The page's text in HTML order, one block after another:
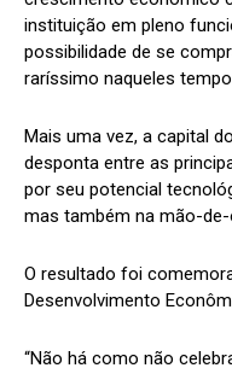
instituição em pleno
possibilidade de se
raríssimo naqueles
Mais uma vez, a capital
desponta entre as
por seu potencial
mas também na mão-
O resultado foi
Desenvolvimento
“Não há como não